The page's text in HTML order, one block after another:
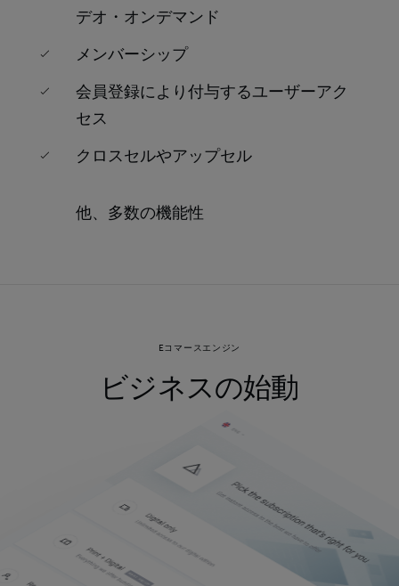
デオ・オンデマンド
メンバーシップ
会員登録により付与するユーザーアク
セス
クロスセルやアップセル
他、多数の機能性
Eコマースエンジン
ビジネスの始動